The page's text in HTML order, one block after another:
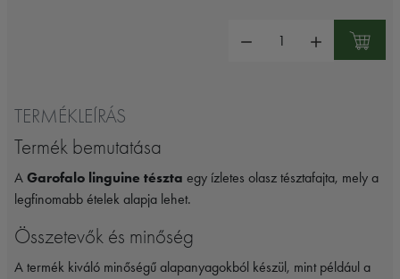
TERMÉKLEÍRÁS
Termék bemutatása
A Garofalo linguine tészta egy ízletes olasz tésztafajta, mely a
legfinomabb ételek alapja lehet.
Összetevők és minőség
A termék kiváló minőségű alapanyagokból készül, mint például a